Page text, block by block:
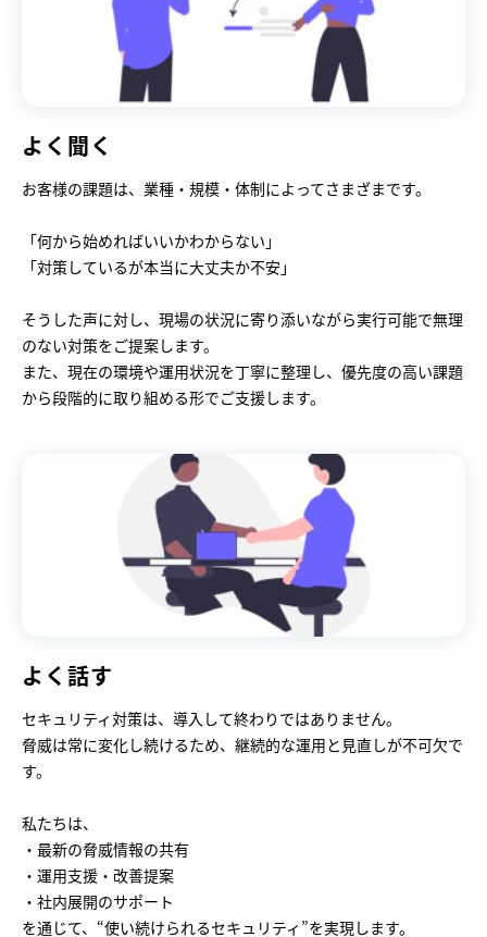
よく聞く
お客様の課題は、業種・規模・体制によってさまざまです。
「何から始めればいいかわからない」
「対策しているが本当に大丈夫か不安」
そうした声に対し、現場の状況に寄り添いながら実行可能で無理
のない対策をご提案します。
また、現在の環境や運用状況を丁寧に整理し、優先度の高い課題
から段階的に取り組める形でご支援します。
よく話す
セキュリティ対策は、導入して終わりではありません。
脅威は常に変化し続けるため、継続的な運用と見直しが不可欠で
す。
私たちは、
・最新の脅威情報の共有
・運用支援・改善提案
・社内展開のサポート